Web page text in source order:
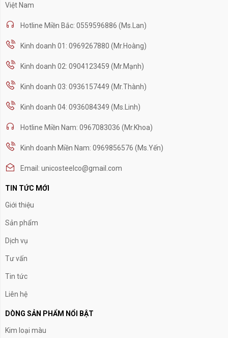
Việt Nam
Hotline Miền Bắc: 0559596886 (Ms.Lan)
Kinh doanh 01: 0969267880 (Mr.Hoàng)
Kinh doanh 02: 0904123459 (Mr.Mạnh)
Kinh doanh 03: 0936157449 (Mr.Thành)
Kinh doanh 04: 0936084349 (Ms.Linh)
Hotline Miền Nam: 0967083036 (Mr.Khoa)
Kinh doanh Miền Nam: 0969856576 (Ms.Yến)
Email: unicosteelco@gmail.com
TIN TỨC MỚI
Giới thiệu
Sản phẩm
Dịch vụ
Tư vấn
Tin tức
Liên hệ
DÒNG SẢN PHẨM NỔI BẬT
Kim loại màu